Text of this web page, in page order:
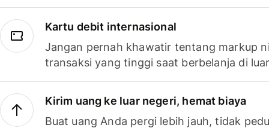
Kartu debit internasional
Jangan pernah khawatir tentang markup
transaksi yang tinggi saat berbelanja di
Kirim uang ke luar negeri, hemat biaya
Buat uang Anda pergi lebih jauh, tidak